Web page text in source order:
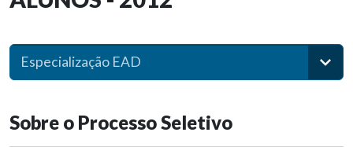
Especialização EAD
Sobre o Processo Seletivo